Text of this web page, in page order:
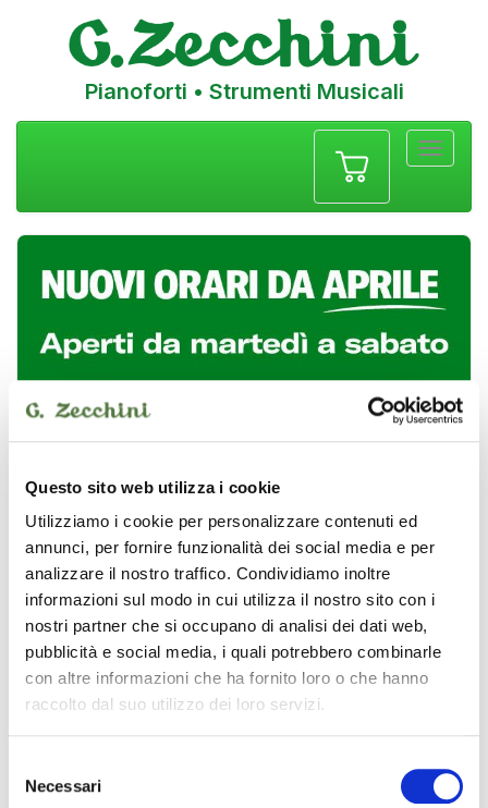
Questo sito web utilizza i cookie
Utilizziamo i cookie per personalizzare contenuti ed
annunci, per fornire funzionalità dei social media e per
analizzare il nostro traffico. Condividiamo inoltre
informazioni sul modo in cui utilizza il nostro sito con i
nostri partner che si occupano di analisi dei dati web,
pubblicità e social media, i quali potrebbero combinarle
con altre informazioni che ha fornito loro o che hanno
raccolto dal suo utilizzo dei loro servizi.
delNecessari
Pianoforti • Strumenti Musicali
NUOVO USATO
Strumenti nuovi Fiveo by montarbo diffusori amplificati
Fiveo by montarbo -
diffusori amplificati